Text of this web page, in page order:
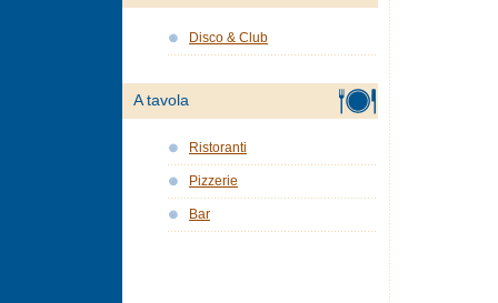
Disco & Club
A tavola
Ristoranti
Pizzerie
Bar